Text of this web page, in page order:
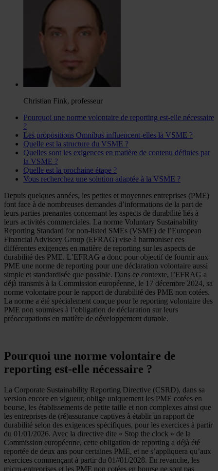
Christian Fink, professeur
Pourquoi une norme volontaire de reporting est-elle nécessaire
?
Les propositions Omnibus influencent-elles la VSME ?
Quelle est la structure du VSME ?
Quelles sont les exigences en matière de contenu définies par
la VSME ?
Quelle est la prochaine étape ?
Vous recherchez une solution adaptée à la VSME ?
Depuis quelques années, les petites et moyennes entreprises (PME)
font face à de nombreuses demandes d’informations de la part de
leurs parties prenantes concernant les aspects de durabilité liés à
leurs activités commerciales. La norme Voluntary Sustainability
Reporting Standard for non-listed SMEs (VSME) de l’European
Financial Advisory Group (EFRAG) vise à harmoniser ces
différentes exigences en matière de reporting sur les aspects de
durabilité des PME. L’EFRAG a donc pour objectif de fournir aux
PME une norme de reporting pour une déclaration volontaire aussi
simple et standardisée que possible. Dans ce contexte, l’EFRAG a
déjà transmis à la Commission européenne, le 17 décembre 2024, sa
norme volontaire pour le rapport de durabilité des PME non cotées.
La norme a été spécialement conçue pour le reporting volontaire des
PME non soumises à l’obligation de déclaration sur leurs
préoccupations en matière de développement durable.
Pourquoi une norme volontaire de
reporting est-elle nécessaire ?
La Corporate Sustainability Reporting Directive (CSRD), dans sa
version encore en vigueur, oblige uniquement les PME cotées en
bourse, les établissements de petite taille et non complexes ainsi que
les entreprises de (ré)assurance captives à établir un rapport de
durabilité selon des exigences spécifiques, pour les exercices à partir
du 01/01/2026. Avec la directive dite « Stop the clock » de la
Commission européenne, cette obligation de reporting a déjà été
reportée de deux ans pour certaines PME, et ne s’appliquera qu’aux
exercices commençant à partir du 01//01/2028. En revanche, les
micro-entreprises et les PME non cotées en bourse ne sont pas